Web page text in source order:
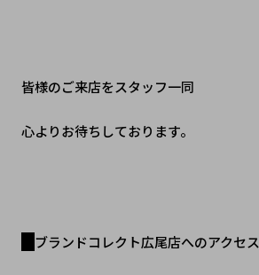
皆様のご来店をスタッフ一同
心よりお待ちしております。
ブランドコレクト広尾店へのアクセス